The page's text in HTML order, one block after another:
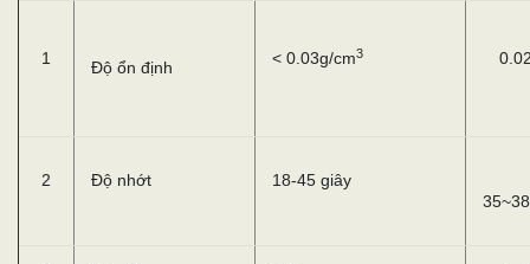
1 Độ ổn định < 0.03g/cm3
2 Độ nhớt
18-45 giây
35~38